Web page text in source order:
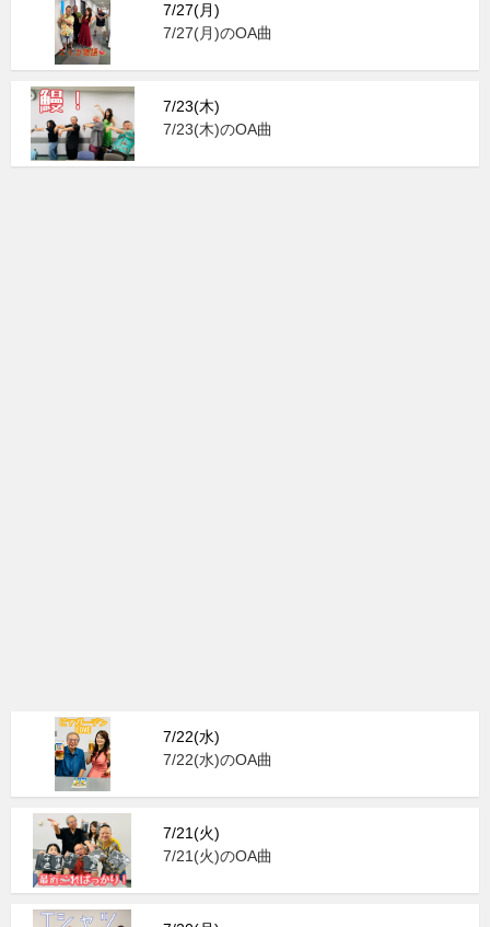
7/27(月)
7/27(月)のOA曲
7/23(木)
7/23(木)のOA曲
7/22(水)
7/22(水)のOA曲
7/21(火)
7/21(火)のOA曲